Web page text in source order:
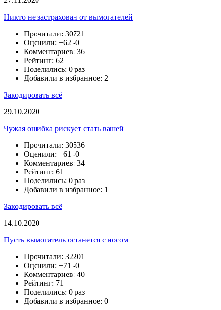
Никто не застрахован от вымогателей
Прочитали: 30721
Оценили: +62 -0
Комментариев: 36
Рейтинг: 62
Поделились: 0 раз
Добавили в избранное: 2
Закодировать всё
29.10.2020
Чужая ошибка рискует стать вашей
Прочитали: 30536
Оценили: +61 -0
Комментариев: 34
Рейтинг: 61
Поделились: 0 раз
Добавили в избранное: 1
Закодировать всё
14.10.2020
Пусть вымогатель останется с носом
Прочитали: 32201
Оценили: +71 -0
Комментариев: 40
Рейтинг: 71
Поделились: 0 раз
Добавили в избранное: 0